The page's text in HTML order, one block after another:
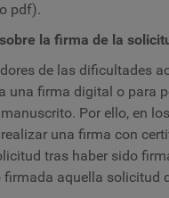
pdf).
la firma de la
de las dificultades
una firma digital o para
Por ello, en
una firma con
tras haber sido
firmada aquella solicitud